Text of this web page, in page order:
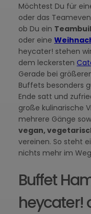
Möchtest Du für
oder das
ob Du ein
oder eine
heycater! stehen
dem leckersten
Gerade bei
Buffets besonders
Ende satt und
große kulinarische
mehrere Gänge
vegan,
vereinen. So steht
nichts mehr im
Buffet
heycater!